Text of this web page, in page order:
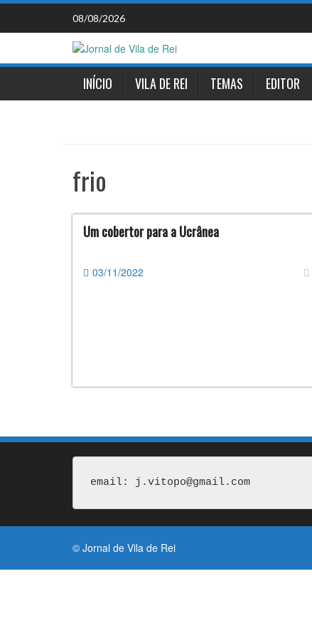
Skip
content
08/08/2026
INÍCIO VILA DE REI TEMAS EDITOR
frio
Um cobertor para a Ucrânea
03/11/2022
email: j.vitopo@gmail.com
© Jornal de Vila de Rei